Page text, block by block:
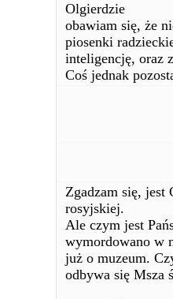
Olgierdzie
obawiam się, że
piosenki
inteligencję, oraz
Coś jednak
Zgadzam się,
rosyjskiej.
Ale czym jest
wymordowano w
już o muzeum.
odbywa się Msza